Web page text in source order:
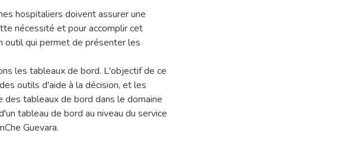
hospitaliers doivent assurer une
nécessité et pour accomplir cet
outil qui permet de présenter les
les tableaux de bord. L'objectif de ce
outils d'aide à la décision, et les
des tableaux de bord dans le domaine
tableau de bord au niveau du service
Guevara.